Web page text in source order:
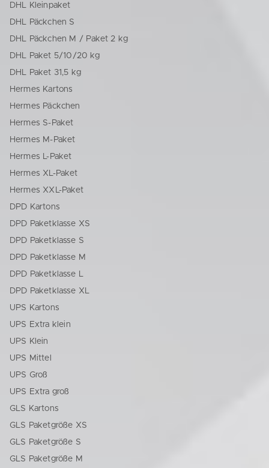
DHL Kleinpaket
DHL Päckchen S
DHL Päckchen M / Paket 2 kg
DHL Paket 5/10/20 kg
DHL Paket 31,5 kg
Hermes Kartons
Hermes Päckchen
Hermes S-Paket
Hermes M-Paket
Hermes L-Paket
Hermes XL-Paket
Hermes XXL-Paket
DPD Kartons
DPD Paketklasse XS
DPD Paketklasse S
DPD Paketklasse M
DPD Paketklasse L
DPD Paketklasse XL
UPS Kartons
UPS Extra klein
UPS Klein
UPS Mittel
UPS Groß
UPS Extra groß
GLS Kartons
GLS Paketgröße XS
GLS Paketgröße S
GLS Paketgröße M